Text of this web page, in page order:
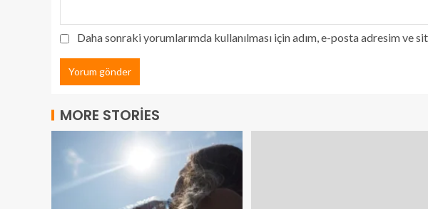
Daha sonraki yorumlarımda kullanılması için adım, e-posta adresim ve
MORE STORIES